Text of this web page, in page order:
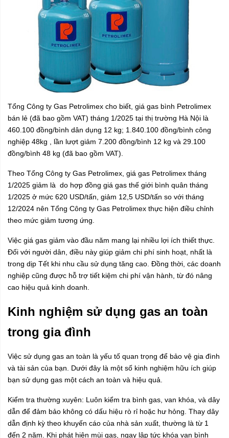
Tổng Công ty Gas Petrolimex cho biết, giá gas bình Petrolimex
bán lẻ (đã bao gồm VAT) tháng 1/2025 tại thị trường Hà Nội là
460.100 đồng/bình dân dụng 12 kg; 1.840.100 đồng/bình công
nghiệp 48kg , lần lượt giảm 7.200 đồng/bình 12 kg và 29.100
đồng/bình 48 kg (đã bao gồm VAT).
Theo Tổng Công ty Gas Petrolimex, giá gas Petrolimex tháng
1/2025 giảm là do hợp đồng giá gas thế giới bình quân tháng
1/2025 ở mức 620 USD/tấn, giảm 12,5 USD/tấn so với tháng
12/2024 nên Tổng Công ty Gas Petrolimex thực hiện điều chỉnh
theo mức giảm tương ứng.
Việc giá gas giảm vào đầu năm mang lại nhiều lợi ích thiết thực.
Đối với người dân, điều này giúp giảm chi phí sinh hoạt, nhất là
trong dịp Tết khi nhu cầu sử dụng tăng cao. Đồng thời, các doanh
nghiệp cũng được hỗ trợ tiết kiệm chi phí vận hành, từ đó nâng
cao hiệu quả kinh doanh.
Kinh nghiệm sử dụng gas an toàn
trong gia đình
Việc sử dụng gas an toàn là yếu tố quan trọng để bảo vệ gia đình
và tài sản của bạn. Dưới đây là một số kinh nghiệm hữu ích giúp
bạn sử dụng gas một cách an toàn và hiệu quả.
Kiểm tra thường xuyên: Luôn kiểm tra bình gas, van khóa, và dây
dẫn để đảm bảo không có dấu hiệu rò rỉ hoặc hư hỏng. Thay dây
dẫn định kỳ theo khuyến cáo của nhà sản xuất, thường là từ 1
đến 2 năm. Khi phát hiện mùi gas, ngay lập tức khóa van bình